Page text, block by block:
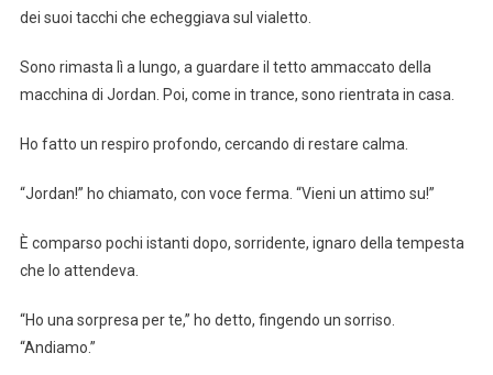
dei suoi tacchi che echeggiava sul vialetto.
Sono rimasta lì a lungo, a guardare il tetto ammaccato della
macchina di Jordan. Poi, come in trance, sono rientrata in casa.
Ho fatto un respiro profondo, cercando di restare calma.
“Jordan!” ho chiamato, con voce ferma. “Vieni un attimo su!”
È comparso pochi istanti dopo, sorridente, ignaro della tempesta
che lo attendeva.
“Ho una sorpresa per te,” ho detto, fingendo un sorriso.
“Andiamo.”